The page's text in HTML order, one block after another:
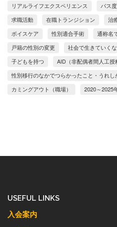
リアルライフエクスペリエンス
パス
求職活動
在職トランジション 治
ボイスケア
性別適合手術 通称名
戸籍の性別の変更
社会で生きていく
子どもを持つ
AID（非配偶者間人工授
性別移行のなかでつらかったこと・うれし
カミングアウト（職場）
2020～2025
USEFUL LINKS
入会案内